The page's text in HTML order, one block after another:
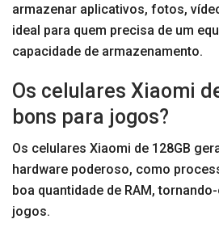
armazenar aplicativos, fotos,
ideal para quem precisa de um
capacidade de armazenamento.
Os celulares Xiaomi
bons para jogos?
Os celulares Xiaomi de 128GB
hardware poderoso, como
boa quantidade de RAM,
jogos.